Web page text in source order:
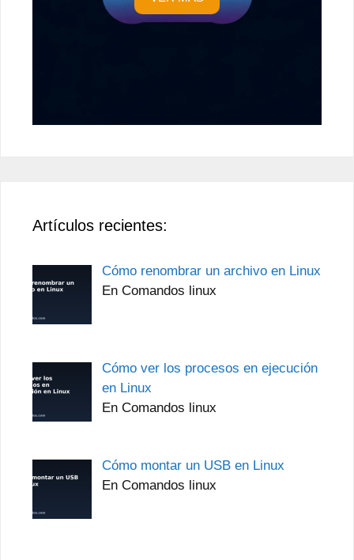
Artículos recientes:
Cómo renombrar un archivo en Linux
En Comandos linux
Cómo ver los procesos en ejecución
en Linux
En Comandos linux
Cómo montar un USB en Linux
En Comandos linux